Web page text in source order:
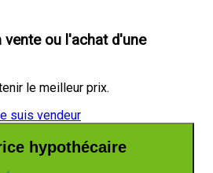
vente ou l'achat d'une
le meilleur prix.
suis vendeur
hypothécaire